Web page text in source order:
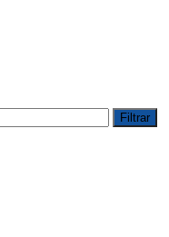
Filtrar